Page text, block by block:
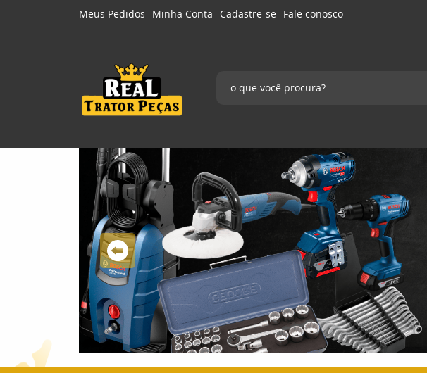
Meus Pedidos Minha Conta Cadastre-se Fale conosco